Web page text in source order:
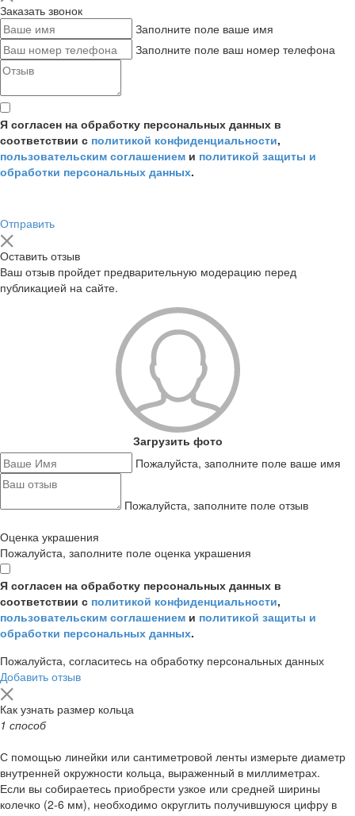
Заказать звонок
Заполните поле ваше имя
Заполните поле ваш номер телефона
Я согласен на обработку персональных данных в
соответствии с политикой конфиденциальности,
пользовательским соглашением и политикой защиты и
обработки персональных данных.
Отправить
Оставить отзыв
Ваш отзыв пройдет предварительную модерацию перед
публикацией на сайте.
Загрузить фото
Пожалуйста, заполните поле ваше имя
Пожалуйста, заполните поле отзыв
Оценка украшения
Пожалуйста, заполните поле оценка украшения
Я согласен на обработку персональных данных в
соответствии с политикой конфиденциальности,
пользовательским соглашением и политикой защиты и
обработки персональных данных.
Пожалуйста, согласитесь на обработку персональных данных
Добавить отзыв
Как узнать размер кольца
1 способ
С помощью линейки или сантиметровой ленты измерьте диаметр
внутренней окружности кольца, выраженный в миллиметрах.
Если вы собираетесь приобрести узкое или средней ширины
колечко (2-6 мм), необходимо округлить получившуюся цифру в